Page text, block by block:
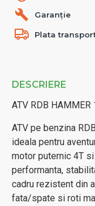
DESCRIERE
ATV RDB
ATV pe benzina
ideala pentru
motor puternic 4T
performanta,
cadru rezistent din
fata/spate si roti
Garanție
Plata